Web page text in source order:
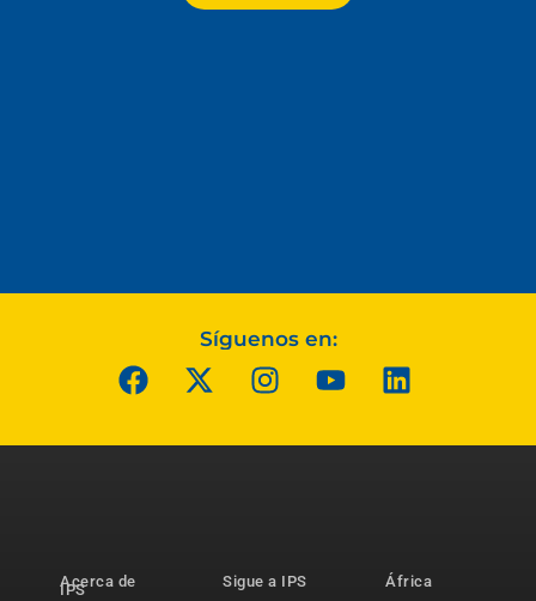
Síguenos en:
Acerca de
IPS
Sigue a IPS
África